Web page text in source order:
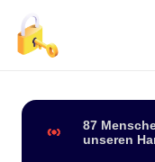
87
unseren